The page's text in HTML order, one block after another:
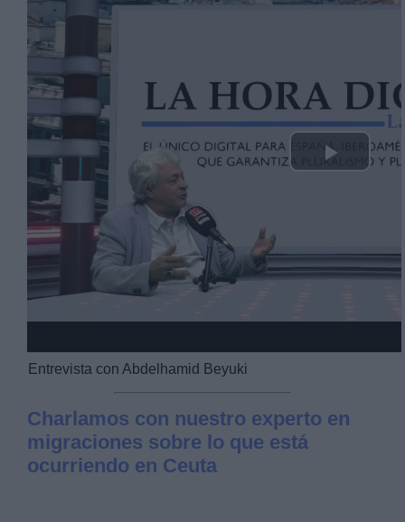
Play
Entrevista con Abdelhamid Beyuki
Charlamos con nuestro experto en
migraciones sobre lo que está
ocurriendo en Ceuta